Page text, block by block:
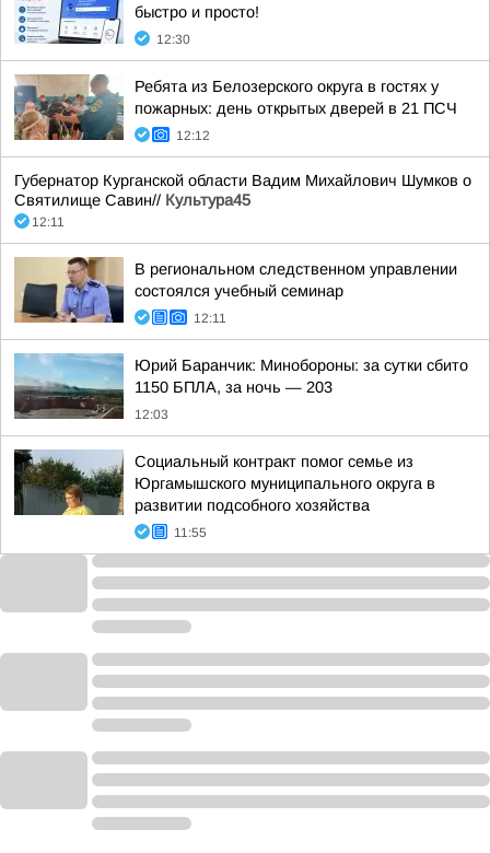
быстро и просто!
12:30
Ребята из Белозерского округа в гостях у
пожарных: день открытых дверей в 21 ПСЧ
12:12
Губернатор Курганской области Вадим Михайлович Шумков о
Святилище Савин// Культура45
12:11
В региональном следственном управлении
состоялся учебный семинар
12:11
Юрий Баранчик: Минобороны: за сутки сбито
1150 БПЛА, за ночь — 203
12:03
Социальный контракт помог семье из
Юргамышского муниципального округа в
развитии подсобного хозяйства
11:55